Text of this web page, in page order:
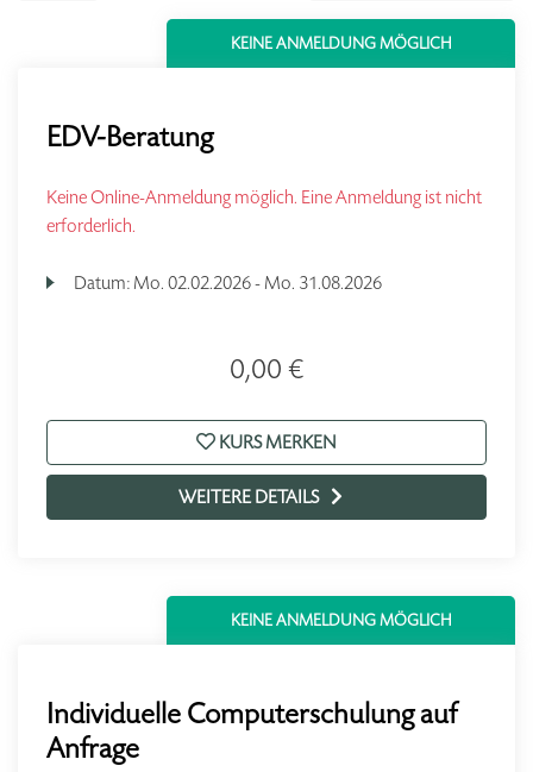
KEINE ANMELDUNG MÖGLICH
EDV-Beratung
Keine Online-Anmeldung möglich. Eine Anmeldung ist nicht
erforderlich.
Datum: Mo. 02.02.2026 - Mo. 31.08.2026
0,00 €
KURS MERKEN
WEITERE DETAILS
KEINE ANMELDUNG MÖGLICH
Individuelle Computerschulung auf
Anfrage